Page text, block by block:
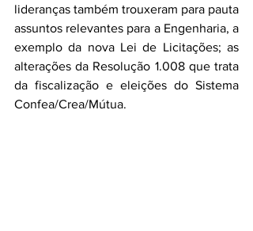
lideranças também trouxeram para pauta
assuntos relevantes para a Engenharia, a
exemplo da nova Lei de Licitações; as
alterações da Resolução 1.008 que trata
da fiscalização e eleições do Sistema
Confea/Crea/Mútua.